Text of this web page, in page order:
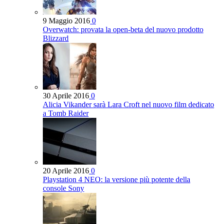
9 Maggio 2016 0
Overwatch: provata la open-beta del nuovo prodotto
Blizzard
30 Aprile 2016 0
Alicia Vikander sarà Lara Croft nel nuovo film dedicato
a Tomb Raider
20 Aprile 2016 0
Playstation 4 NEO: la versione più potente della
console Sony